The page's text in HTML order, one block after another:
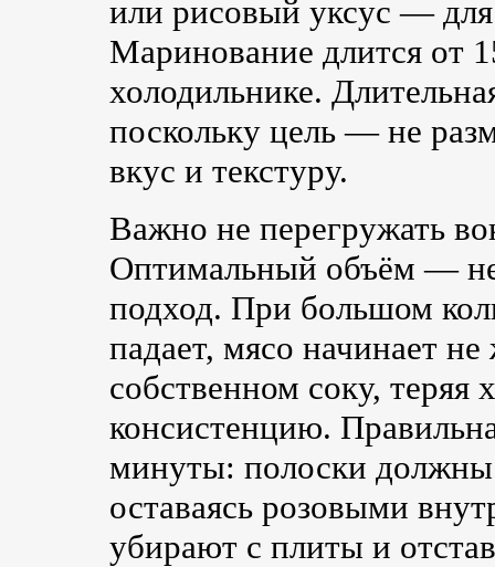
или рисовый уксус —
Маринование длится от
холодильнике.
поскольку цель — не
вкус и текстуру.
Важно не перегружать
Оптимальный объём —
подход. При большом
падает, мясо начинает
собственном соку, теряя
консистенцию.
минуты: полоски должны
оставаясь розовыми
убирают с плиты и